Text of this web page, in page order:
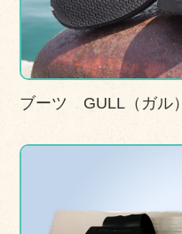
ブーツ GULL（ガル）